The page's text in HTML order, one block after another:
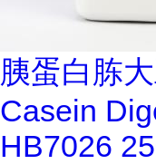
胰蛋白胨
Casein
HB7026